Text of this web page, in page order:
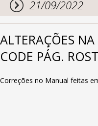
21/09/2022
ALTERAÇÕES
CODE PÁG.
Correções no Manual feitas